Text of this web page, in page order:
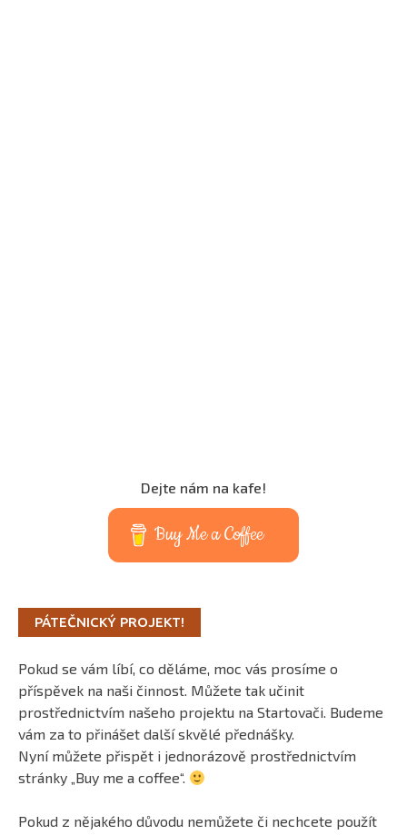
Dejte nám na kafe!
Buy Me a Coffee
PÁTEČNICKÝ PROJEKT!
Pokud se vám líbí, co děláme, moc vás prosíme o
příspěvek na naši činnost. Můžete tak učinit
prostřednictvím našeho projektu na Startovači. Budeme
vám za to přinášet další skvělé přednášky.
Nyní můžete přispět i jednorázově prostřednictvím
stránky „Buy me a coffee“.
Pokud z nějakého důvodu nemůžete či nechcete použít